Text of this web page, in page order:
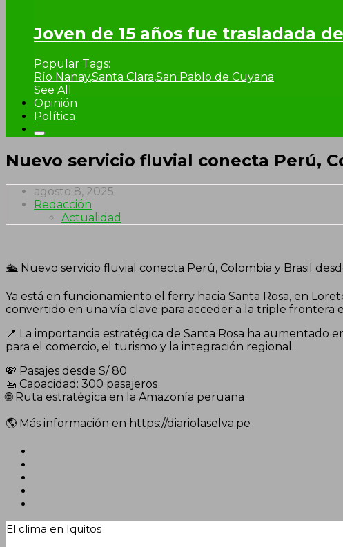
Joven de 15 años fue trasladada
Popular Tags:
Río Nanay,Santa Clara,San Pablo de Cuyana
See All
Opinión
Política
Nuevo servicio fluvial conecta Perú,
agosto 8, 2025
Redacción
Actualidad
🛳️ Nuevo servicio fluvial conecta Perú, Colombia y Brasil
Ya está en funcionamiento el ferry hacia Santa Rosa, en
convertido en una vía clave para acceder a la triple frontera
📍 La importancia estratégica de Santa Rosa ha aumentado
para el comercio, el turismo y la integración regional.
💸 Pasajes desde S/ 80
🚤 Capacidad: 300 pasajeros
🌐 Ruta estratégica en la Amazonía peruana
🌎 Más información en https://diariolaselva.pe
El clima en Iquitos